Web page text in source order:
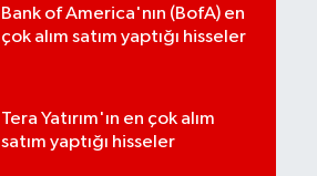
Bank of America'nın (BofA) en
çok alım satım yaptığı hisseler
Tera Yatırım'ın en çok alım
satım yaptığı hisseler